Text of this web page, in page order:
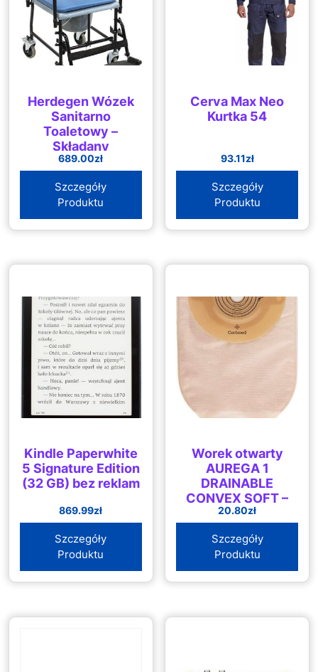
Herdegen Wózek
Sanitarno
Toaletowy –
Składany
689.00zł
Szczegóły
Produktu
Cerva Max Neo
Kurtka 54
93.11zł
Szczegóły
Produktu
Kindle Paperwhite
5 Signature Edition
(32 GB) bez reklam
869.99zł
Szczegóły
Produktu
Worek otwarty
AUREGA 1
DRAINABLE
CONVEX SOFT –
CORTMED
20.80zł
Szczegóły
Produktu